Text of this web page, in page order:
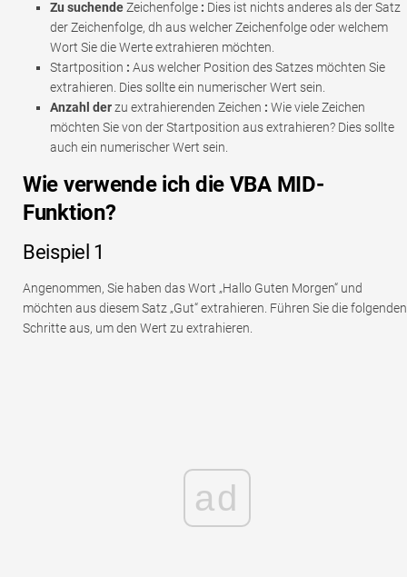
Zu suchendeZeichenfolge : Dies ist nichts anderes als der Satz
der Zeichenfolge, dh aus welcher Zeichenfolge oder welchem ​​
Wort Sie die Werte extrahieren möchten.
Startposition : Aus welcher Position des Satzes möchten Sie
extrahieren. Dies sollte ein numerischer Wert sein.
Anzahl derzu extrahierenden Zeichen : Wie viele Zeichen
möchten Sie von der Startposition aus extrahieren? Dies sollte
auch ein numerischer Wert sein.
Wie verwende ich die VBA MID-
Funktion?
Beispiel 1
Angenommen, Sie haben das Wort „Hallo Guten Morgen“ und
möchten aus diesem Satz „Gut“ extrahieren. Führen Sie die folgenden
Schritte aus, um den Wert zu extrahieren.
ad